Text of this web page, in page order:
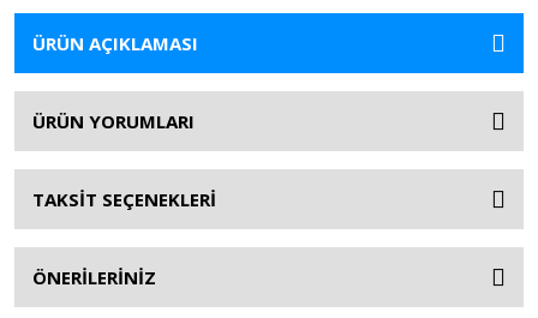
ÜRÜN AÇIKLAMASI
ÜRÜN YORUMLARI
TAKSİT SEÇENEKLERİ
ÖNERİLERİNİZ